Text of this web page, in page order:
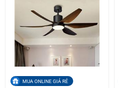
MUA ONLINE GIÁ RẺ